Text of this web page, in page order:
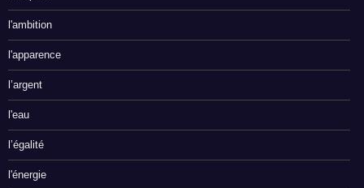
l'ambition
l'apparence
l’argent
l'eau
l’égalité
l'énergie